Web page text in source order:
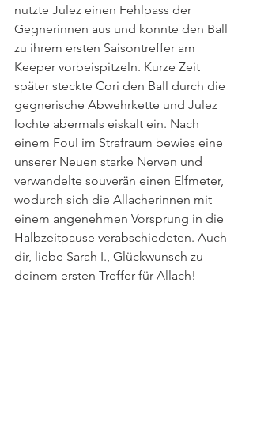
nutzte Julez einen Fehlpass der
Gegnerinnen aus und konnte den Ball
zu ihrem ersten Saisontreffer am
Keeper vorbeispitzeln. Kurze Zeit
später steckte Cori den Ball durch die
gegnerische Abwehrkette und Julez
lochte abermals eiskalt ein. Nach
einem Foul im Strafraum bewies eine
unserer Neuen starke Nerven und
verwandelte souverän einen Elfmeter,
wodurch sich die Allacherinnen mit
einem angenehmen Vorsprung in die
Halbzeitpause verabschiedeten. Auch
dir, liebe Sarah I., Glückwunsch zu
deinem ersten Treffer für Allach!